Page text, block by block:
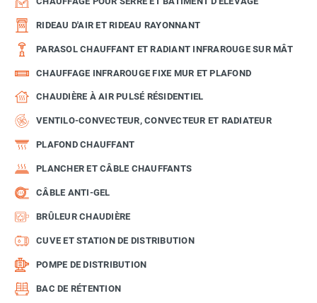
RIDEAU D'AIR ET RIDEAU RAYONNANT
PARASOL CHAUFFANT ET RADIANT INFRAROUGE SUR MÂT
CHAUFFAGE INFRAROUGE FIXE MUR ET PLAFOND
CHAUDIÈRE À AIR PULSÉ RÉSIDENTIEL
VENTILO-CONVECTEUR, CONVECTEUR ET RADIATEUR
PLAFOND CHAUFFANT
PLANCHER ET CÂBLE CHAUFFANTS
CÂBLE ANTI-GEL
BRÛLEUR CHAUDIÈRE
CUVE ET STATION DE DISTRIBUTION
POMPE DE DISTRIBUTION
BAC DE RÉTENTION